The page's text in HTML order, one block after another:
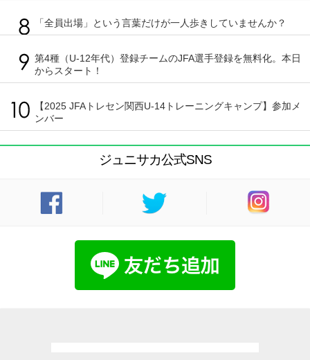
「全員出場」という言葉だけが一人歩きしていませんか？
第4種（U-12年代）登録チームのJFA選手登録を無料化。本日
からスタート！
【2025 JFAトレセン関西U-14トレーニングキャンプ】参加メ
ンバー
ジュニサカ公式SNS